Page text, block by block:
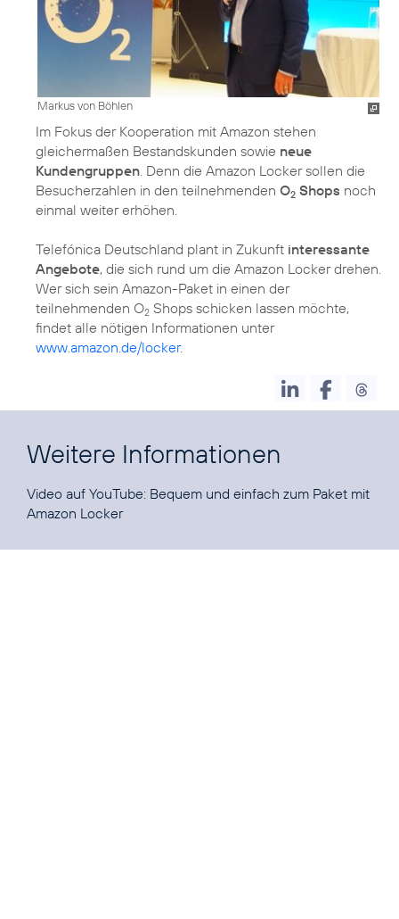
Markus von Böhlen
Im Fokus der Kooperation mit Amazon stehen
gleichermaßen Bestandskunden sowie neue
Kundengruppen . Denn die Amazon Locker sollen die
Besucherzahlen in den teilnehmenden O2 Shops noch
einmal weiter erhöhen.
Telefónica Deutschland plant in Zukunft interessante
Angebote, die sich rund um die Amazon Locker drehen.
Wer sich sein Amazon-Paket in einen der
teilnehmenden O2 Shops schicken lassen möchte,
findet alle nötigen Informationen unter
www.amazon.de/locker.
Weitere Informationen
Video auf YouTube: Bequem und einfach zum Paket mit
Amazon Locker